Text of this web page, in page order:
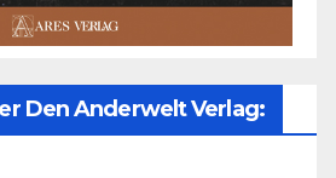
Den Anderwelt Verlag: